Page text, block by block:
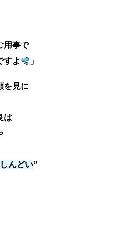
用事で
よ
」
を見に
は
んどい”